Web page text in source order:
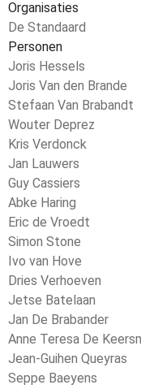
Organisaties
De Standaard
Personen
Joris Hessels
Joris Van den Brande
Stefaan Van Brabandt
Wouter Deprez
Kris Verdonck
Jan Lauwers
Guy Cassiers
Abke Haring
Eric de Vroedt
Simon Stone
Ivo van Hove
Dries Verhoeven
Jetse Batelaan
Jan De Brabander
Anne Teresa De
Jean-Guihen Queyras
Seppe Baeyens